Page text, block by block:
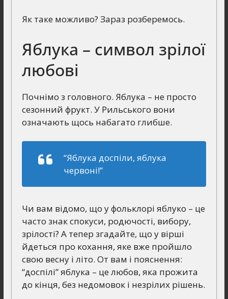
Як таке можливо? Зараз розберемось.
Яблука – символ зрілої
любові
Почнімо з головного. Яблука – не просто
сезонний фрукт. У Рильського вони
означають щось набагато глибше.
“Яблука доспіли, яблука
червоні!”
Чи вам відомо, що у фольклорі яблуко – це
часто знак спокуси, родючості, вибору,
зрілості? А тепер згадайте, що у вірші
йдеться про кохання, яке вже пройшло
свою весну і літо. От вам і пояснення:
“доспілі” яблука – це любов, яка прожита
до кінця, без недомовок і незрілих рішень.